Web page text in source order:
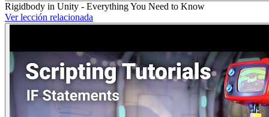
Rigidbody in Unity - Everything You Need to Know
Ver lección relacionada